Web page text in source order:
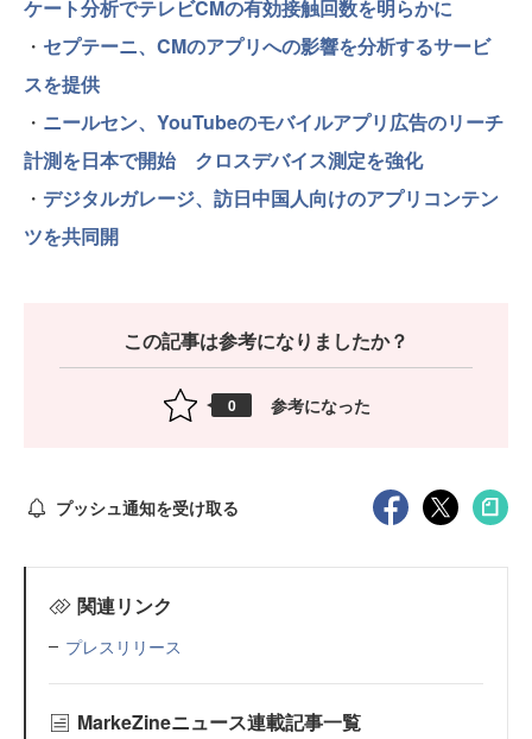
ケート分析でテレビCMの有効接触回数を明らかに
・ セプテーニ、CMのアプリへの影響を分析するサービ
スを提供
・ ニールセン、YouTubeのモバイルアプリ広告のリーチ
計測を日本で開始 クロスデバイス測定を強化
・ デジタルガレージ、訪日中国人向けのアプリコンテン
ツを共同開
この記事は参考になりましたか？
0 参考になった
プッシュ通知を受け取る
関連リンク
プレスリリース
MarkeZineニュース連載記事一覧